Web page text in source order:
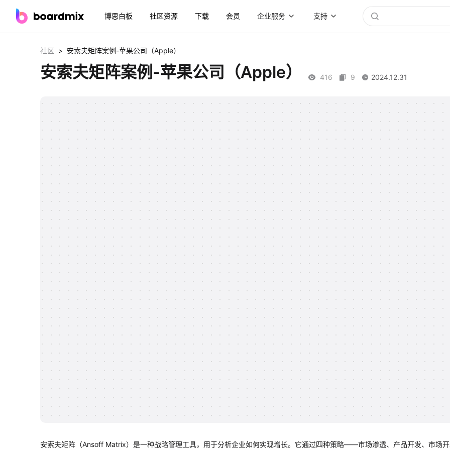
博思白板 社区资源 下载 会员 企业服务 支持
社区 > 安索夫矩阵案例-苹果公司（Apple）
安索夫矩阵案例-苹果公司（Apple） 416 9 2024.12.31
安索夫矩阵（Ansoff Matrix）是一种战略管理工具，用于分析企业如何实现增长。它通过四种策略——市场渗透、产品开发、市场